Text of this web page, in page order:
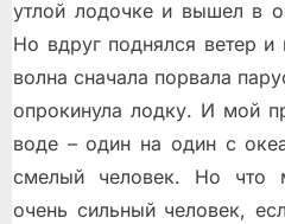
утлой лодочке и вышел в
Но вдруг поднялся ветер
волна сначала порвала
опрокинула лодку. И мой
воде – один на один с
смелый человек. Но что
очень сильный человек,